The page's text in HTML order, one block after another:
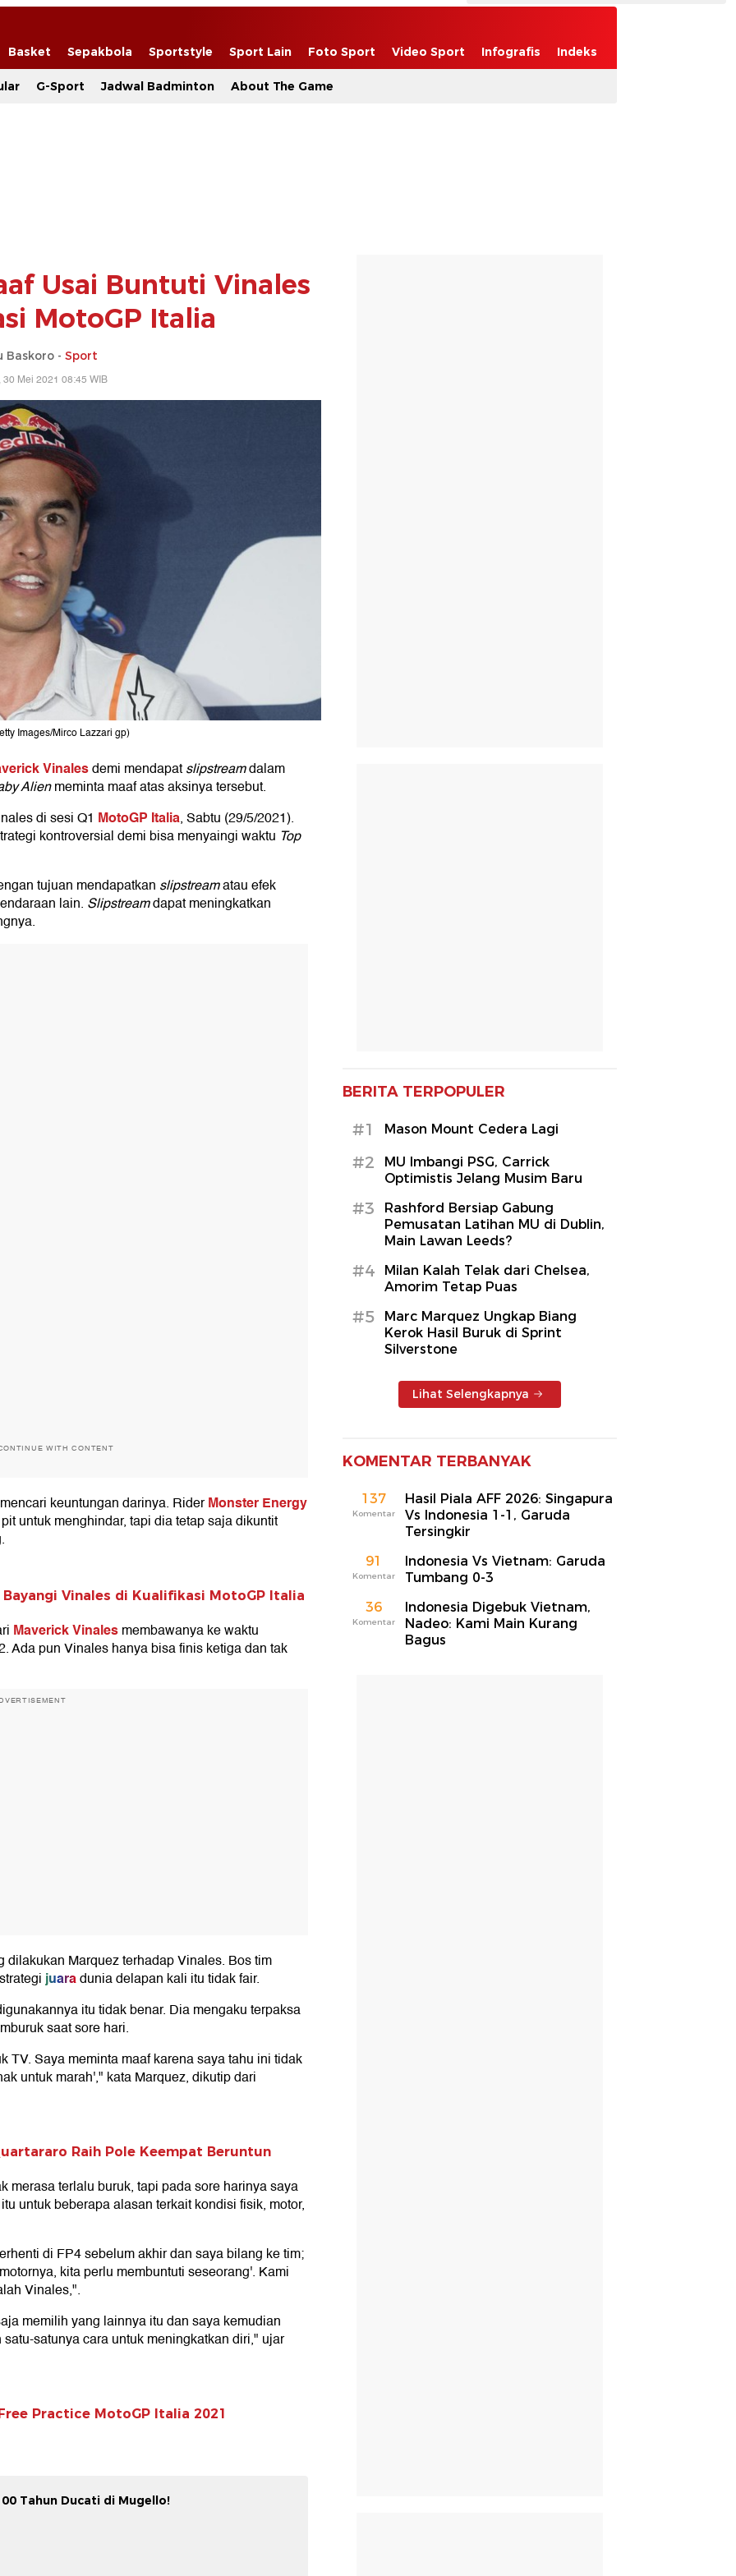
Basket Sepakbola Sportstyle Sport Lain Foto Sport Video Sport Infografis Indeks
G-Sport Jadwal Badminton About The Game
Usai Buntuti Vinales
MotoGP Italia
Baskoro - Sport
30 Mei 2021 08:45 WIB
Images/Mirco Lazzari gp)
Vinalesdemi mendapatslipstreamdalam
Alienmeminta maaf atas aksinya tersebut.
di sesi Q1 MotoGP Italia, Sabtu (29/5/2021).
kontroversial demi bisa menyaingi waktu Top
tujuan mendapatkan slipstreamatau efek
lain. Slipstreamdapat meningkatkan
WITH CONTENT
keuntungan darinya. RiderMonster Energy
untuk menghindar, tapi dia tetap saja dikuntit
Vinales di Kualifikasi MotoGP Italia
Maverick Vinalesmembawanya ke waktu
Ada pun Vinales hanya bisa finis ketiga dan tak
dilakukan Marquez terhadap Vinales. Bos tim
juaradunia delapan kali itu tidak fair.
itu tidak benar. Dia mengaku terpaksa
saat sore hari.
TV. Saya meminta maaf karena saya tahu ini tidak
untuk marah'," kata Marquez, dikutip dari
Raih Pole Keempat Beruntun
merasa terlalu buruk, tapi pada sore harinya saya
untuk beberapa alasan terkait kondisi fisik, motor,
di FP4 sebelum akhir dan saya bilang ke tim;
kita perlu membuntuti seseorang'. Kami
Vinales,".
memilih yang lainnya itu dan saya kemudian
satunya cara untuk meningkatkan diri," ujar
Practice MotoGP Italia 2021
Tahun Ducati di Mugello!
BERITA TERPOPULER
#1 Mason Mount Cedera Lagi
#2
MU Imbangi PSG, Carrick
Optimistis Jelang Musim Baru
#3
Rashford Bersiap Gabung
Pemusatan Latihan MU di Dublin,
Main Lawan Leeds?
#4
Milan Kalah Telak dari Chelsea,
Amorim Tetap Puas
#5
Marc Marquez Ungkap Biang
Kerok Hasil Buruk di Sprint
Silverstone
Lihat Selengkapnya
KOMENTAR TERBANYAK
137
Komentar
Hasil Piala AFF 2026: Singapura
Vs Indonesia 1-1, Garuda
Tersingkir
91
Komentar
Indonesia Vs Vietnam: Garuda
Tumbang 0-3
36
Komentar
Indonesia Digebuk Vietnam,
Nadeo: Kami Main Kurang
Bagus